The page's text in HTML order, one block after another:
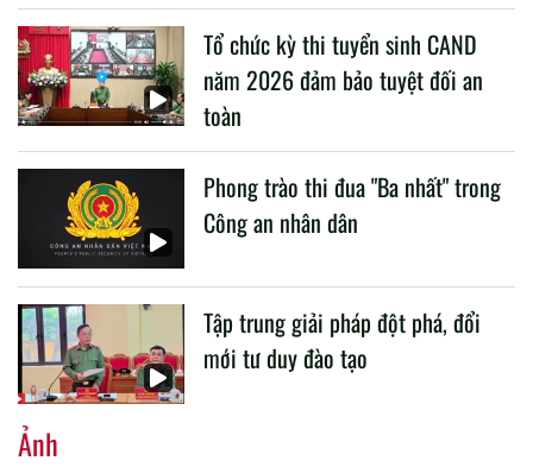
liên quan đến công tác giáo dục và đào tạo của lực lượng
CAND.
Tổ chức kỳ thi tuyển sinh CAND
năm 2026 đảm bảo tuyệt đối an
toàn
Phong trào thi đua "Ba nhất" trong
Công an nhân dân
Tập trung giải pháp đột phá, đổi
mới tư duy đào tạo
Ảnh